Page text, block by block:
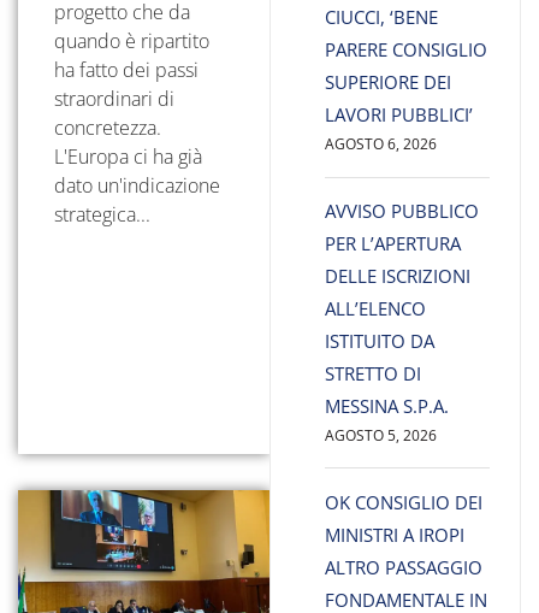
progetto che da
quando è ripartito
ha fatto dei passi
straordinari di
concretezza.
L'Europa ci ha già
dato un'indicazione
strategica...
CIUCCI, ‘BENE
PARERE CONSIGLIO
SUPERIORE DEI
LAVORI PUBBLICI’
AGOSTO 6, 2026
AVVISO PUBBLICO
PER L’APERTURA
DELLE ISCRIZIONI
ALL’ELENCO
ISTITUITO DA
STRETTO DI
MESSINA S.P.A.
AGOSTO 5, 2026
OK CONSIGLIO DEI
MINISTRI A IROPI
ALTRO PASSAGGIO
FONDAMENTALE IN